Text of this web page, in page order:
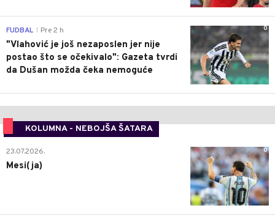
0
FUDBAL Pre 2 h
"Vlahović je još nezaposlen jer nije
postao što se očekivalo": Gazeta tvrdi
da Dušan možda čeka nemoguće
KOLUMNA - NEBOJŠA ŠATARA
0
23.07.2026.
Mesi(ja)